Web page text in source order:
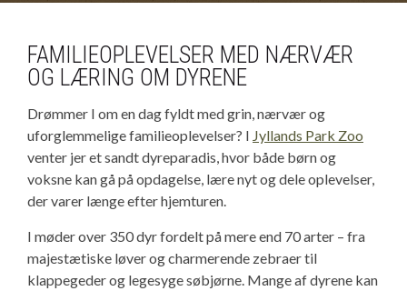
Suttetræ
Familieoplevelser
Ponyridning
Donation af berigelse/aktivering
Foto/Video
Job
FAMILIEOPLEVELSER MED NÆRVÆR
OG LÆRING OM DYRENE
Drømmer I om en dag fyldt med grin, nærvær og
uforglemmelige familieoplevelser? I Jyllands Park Zoo
venter jer et sandt dyreparadis, hvor både børn og
voksne kan gå på opdagelse, lære nyt og dele oplevelser,
der varer længe efter hjemturen.
I møder over 350 dyr fordelt på mere end 70 arter – fra
majestætiske løver og charmerende zebraer til
klappegeder og legesyge søbjørne. Mange af dyrene kan